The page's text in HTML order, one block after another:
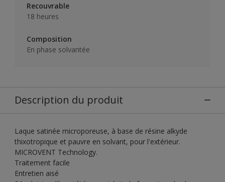
Recouvrable
18 heures
Composition
En phase solvantée
Description du produit
Laque satinée microporeuse, à base de résine alkyde
thixotropique et pauvre en solvant, pour l'extérieur.
MICROVENT Technology.
Traitement facile
Entretien aisé